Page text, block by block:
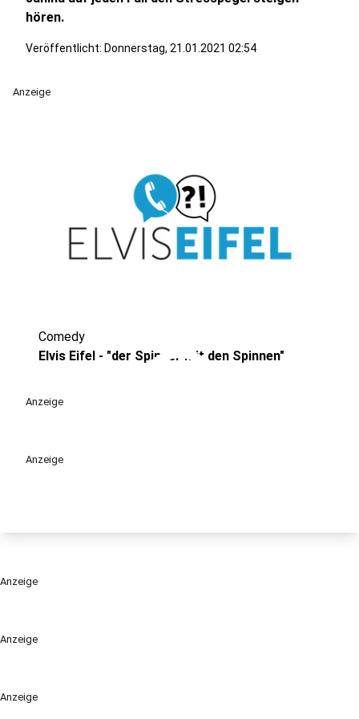
Anzeige
Anzeige
hören.
Veröffentlicht: Donnerstag, 21.01.2021 02:54
Anzeige
play_circle
Comedy
Elvis Eifel - "der Spinner mit den Spinnen"
Anzeige
Anzeige
Anzeige